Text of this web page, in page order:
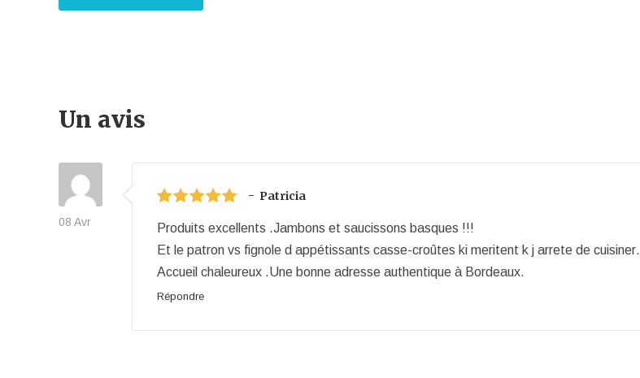
Un avis
08 Avr
- Patricia
Produits excellents .Jambons et saucissons basques !!!
Et le patron vs fignole d appétissants casse-croûtes ki meritent k j arrete de
Accueil chaleureux .Une bonne adresse authentique à Bordeaux.
Répondre